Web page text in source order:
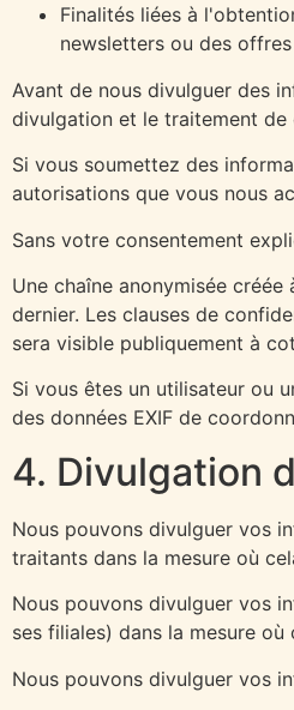
Finalités liées à
newsletters ou des
Avant de nous divulguer des
divulgation et le traitement de
Si vous soumettez des
autorisations que vous nous
Sans votre consentement
Une chaîne anonymisée
dernier. Les clauses de
sera visible publiquement à
Si vous êtes un utilisateur ou
des données EXIF de
4. Divulgation
Nous pouvons divulguer vos
traitants dans la mesure où
Nous pouvons divulguer vos
ses filiales) dans la mesure
Nous pouvons divulguer vos